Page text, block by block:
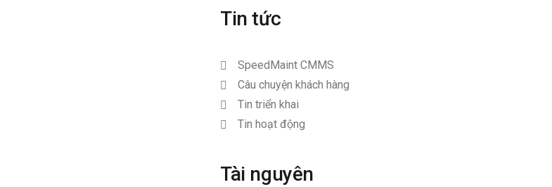
Tin tức
SpeedMaint CMMS
Câu chuyện khách hàng
Tin triển khai
Tin hoạt động
Tài nguyên